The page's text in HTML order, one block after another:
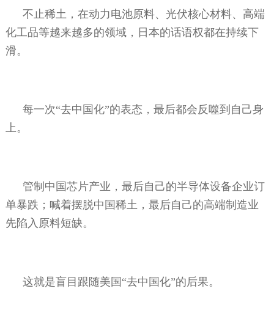
不止稀土，在动力电池原料、光伏核心材料、高端
化工品等越来越多的领域，日本的话语权都在持续下
滑。
每一次“去中国化”的表态，最后都会反噬到自己身
上。
管制中国芯片产业，最后自己的半导体设备企业订
单暴跌；喊着摆脱中国稀土，最后自己的高端制造业
先陷入原料短缺。
这就是盲目跟随美国“去中国化”的后果。